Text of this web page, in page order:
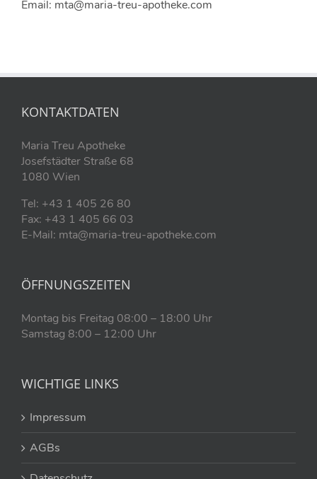
Email: mta@maria-treu-apotheke.com
KONTAKTDATEN
Maria Treu Apotheke
Josefstädter Straße 68
1080 Wien
Tel: +43 1 405 26 80
Fax: +43 1 405 66 03
E-Mail: mta@maria-treu-apotheke.com
ÖFFNUNGSZEITEN
Montag bis Freitag 08:00 – 18:00 Uhr
Samstag 8:00 – 12:00 Uhr
WICHTIGE LINKS
Impressum
AGBs